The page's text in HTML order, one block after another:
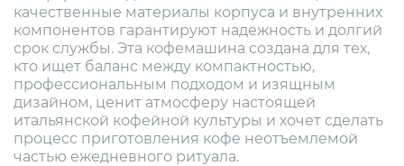
качественные материалы корпуса и внутренних
компонентов гарантируют надежность и долгий
срок службы. Эта кофемашина создана для тех,
кто ищет баланс между компактностью,
профессиональным подходом и изящным
дизайном, ценит атмосферу настоящей
итальянской кофейной культуры и хочет сделать
процесс приготовления кофе неотъемлемой
частью ежедневного ритуала.